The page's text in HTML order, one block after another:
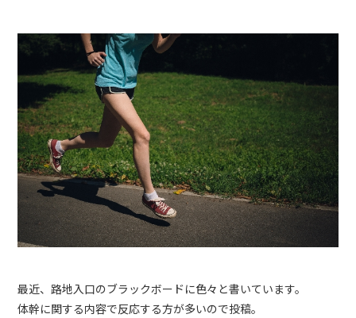
最近、路地入口のブラックボードに色々と書いています。
体幹に関する内容で反応する方が多いので投稿。